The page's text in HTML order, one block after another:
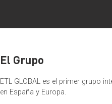
El Grupo
ETL GLOBAL es el primer grupo
en España y Europa.